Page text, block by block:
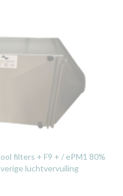
filters + F9 + / ePM1 80%
luchtvervuiling